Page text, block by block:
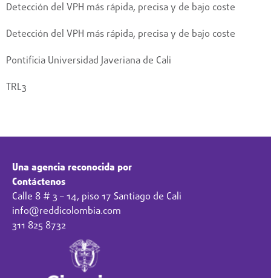
Detección del VPH más rápida, precisa y de bajo coste
Detección del VPH más rápida, precisa y de bajo coste
Pontificia Universidad Javeriana de Cali
TRL3
Una agencia reconocida por
Contáctenos
Calle 8 # 3 – 14, piso 17 Santiago de Cali
info@reddicolombia.com
311 825 8732